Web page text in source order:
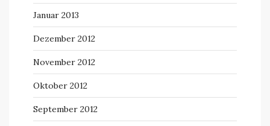
Januar 2013
Dezember 2012
November 2012
Oktober 2012
September 2012